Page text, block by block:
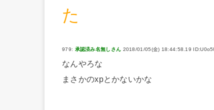
た
979: 承認済み名無しさん 2018/01/05(金) 18:44:58.19
なんやろな
まさかのxpとかないかな